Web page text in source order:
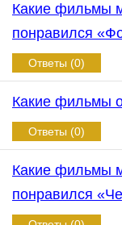
Какие фильмы
понравился
Ответы (0)
Какие фильмы
Ответы (0)
Какие фильмы
понравился